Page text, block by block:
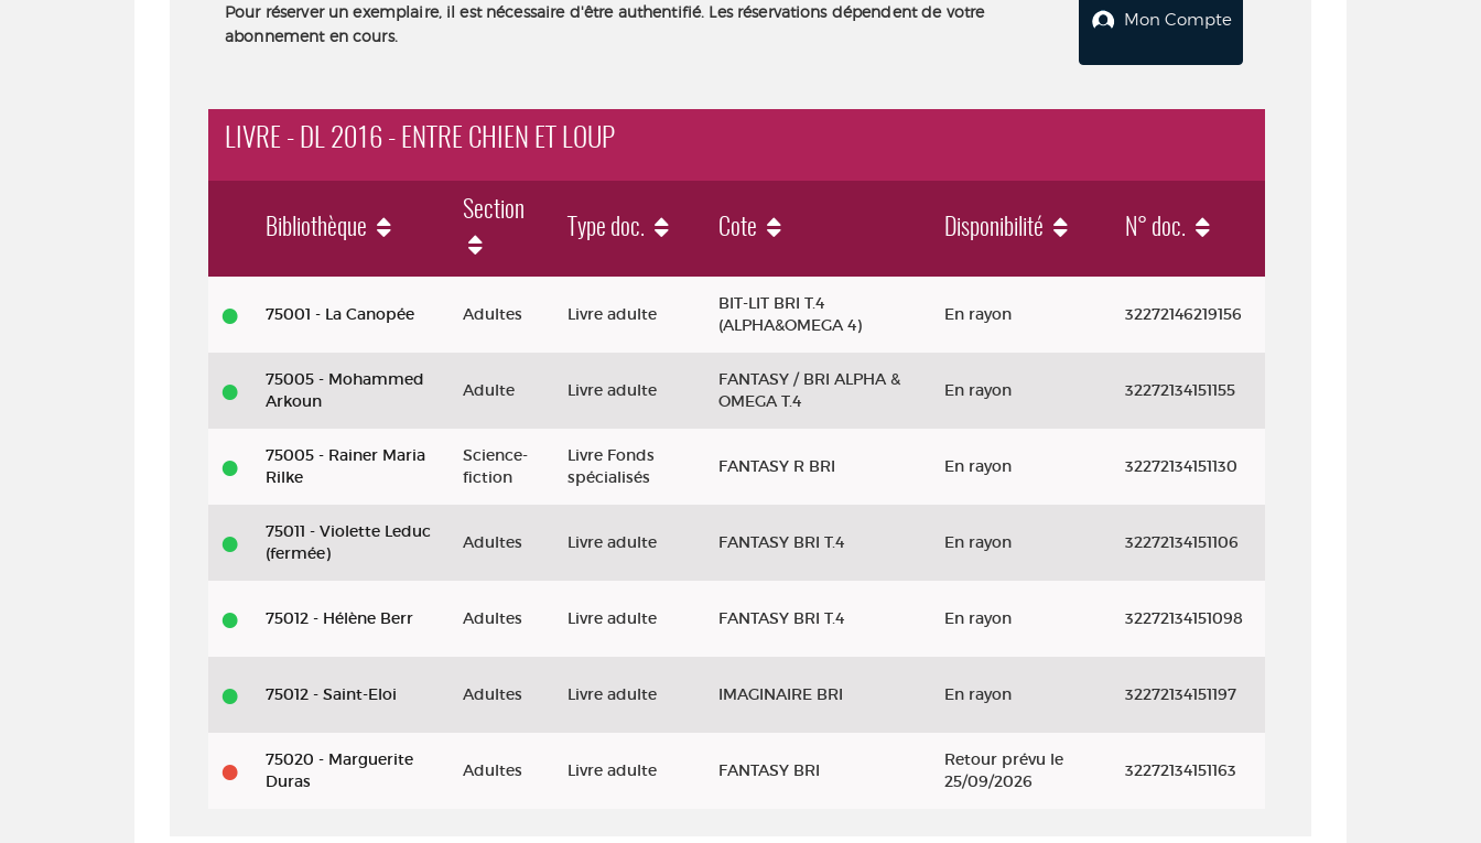
Pour réserver un exemplaire, il est nécessaire d'être authentifié. Les réservations dépendent de votre
abonnement en cours.
Mon Compte
LIVRE - DL 2016 - ENTRE CHIEN ET LOUP
Bibliothèque
Section
Type doc. Cote Disponibilité N° doc.
75001 - La Canopée Adultes Livre adulte
BIT-LIT BRI T.4
(ALPHA&OMEGA 4)
En rayon 32272146219156
75005 - Mohammed
Arkoun
Adulte Livre adulte
FANTASY / BRI ALPHA &
OMEGA T.4
En rayon 32272134151155
75005 - Rainer Maria
Rilke
Science-
fiction
Livre Fonds
spécialisés
FANTASY R BRI En rayon 32272134151130
75011 - Violette Leduc
(fermée)
Adultes Livre adulte FANTASY BRI T.4 En rayon 32272134151106
75012 - Hélène Berr Adultes Livre adulte FANTASY BRI T.4 En rayon 32272134151098
75012 - Saint-Eloi Adultes Livre adulte IMAGINAIRE BRI En rayon 32272134151197
75020 - Marguerite
Duras
Adultes Livre adulte FANTASY BRI
Retour prévu le
25/09/2026
32272134151163